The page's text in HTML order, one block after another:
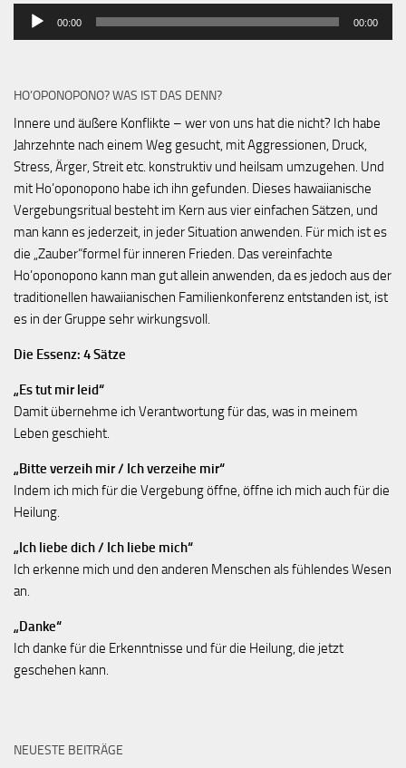
Audio-
00:00 00:00
HO’OPONOPONO? WAS IST DAS DENN?
Innere und äußere Konflikte – wer von uns hat die nicht? Ich habe
Jahrzehnte nach einem Weg gesucht, mit Aggressionen, Druck,
Stress, Ärger, Streit etc. konstruktiv und heilsam umzugehen. Und
mit Ho’oponopono habe ich ihn gefunden. Dieses hawaiianische
Vergebungsritual besteht im Kern aus vier einfachen Sätzen, und
man kann es jederzeit, in jeder Situation anwenden. Für mich ist es
die „Zauber“formel für inneren Frieden. Das vereinfachte
Ho’oponopono kann man gut allein anwenden, da es jedoch aus der
traditionellen hawaiianischen Familienkonferenz entstanden ist, ist
es in der Gruppe sehr wirkungsvoll.
Die Essenz: 4 Sätze
„Es tut mir leid“
Damit übernehme ich Verantwortung für das, was in meinem
Leben geschieht.
„Bitte verzeih mir / Ich verzeihe mir“
Indem ich mich für die Vergebung öffne, öffne ich mich auch für die
Heilung.
„Ich liebe dich / Ich liebe mich“
Ich erkenne mich und den anderen Menschen als fühlendes Wesen
an.
„Danke“
Ich danke für die Erkenntnisse und für die Heilung, die jetzt
geschehen kann.
NEUESTE BEITRÄGE